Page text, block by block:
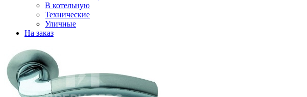
В котельную
Технические
Уличные
На заказ